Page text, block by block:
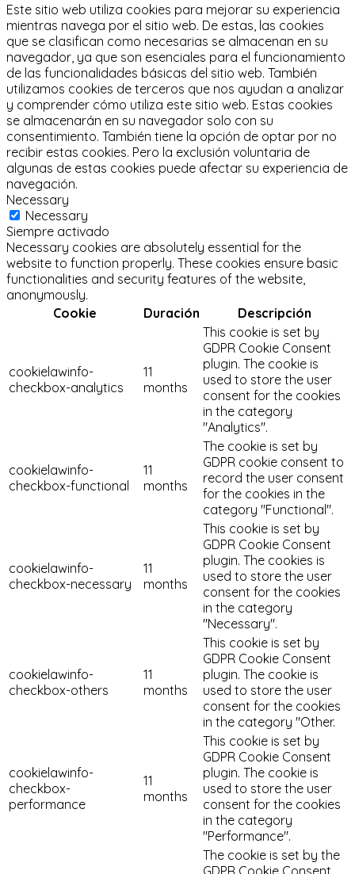
Este sitio web utiliza cookies para mejorar su experiencia
mientras navega por el sitio web. De estas, las cookies
que se clasifican como necesarias se almacenan en su
navegador, ya que son esenciales para el funcionamiento
de las funcionalidades básicas del sitio web. También
utilizamos cookies de terceros que nos ayudan a analizar
y comprender cómo utiliza este sitio web. Estas cookies
se almacenarán en su navegador solo con su
consentimiento. También tiene la opción de optar por no
recibir estas cookies. Pero la exclusión voluntaria de
algunas de estas cookies puede afectar su experiencia de
navegación.
Necessary
Necessary
Siempre activado
Necessary cookies are absolutely essential for the
website to function properly. These cookies ensure basic
functionalities and security features of the website,
anonymously.
Cookie
Duración Descripción
cookielawinfo-
checkbox-analytics
11
months
This cookie is set by
GDPR Cookie Consent
plugin. The cookie is
used to store the user
consent for the cookies
in the category
"Analytics".
cookielawinfo-
checkbox-functional
11
months
The cookie is set by
GDPR cookie consent to
record the user consent
for the cookies in the
category "Functional".
cookielawinfo-
checkbox-necessary
11
months
This cookie is set by
GDPR Cookie Consent
plugin. The cookies is
used to store the user
consent for the cookies
in the category
"Necessary".
cookielawinfo-
checkbox-others
11
months
This cookie is set by
GDPR Cookie Consent
plugin. The cookie is
used to store the user
consent for the cookies
in the category "Other.
cookielawinfo-
checkbox-
performance
11
months
This cookie is set by
GDPR Cookie Consent
plugin. The cookie is
used to store the user
consent for the cookies
in the category
"Performance".
The cookie is set by the
GDPR Cookie Consent